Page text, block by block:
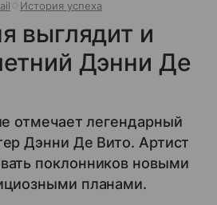
История успеха
выглядит и
Дэнни Де
отмечает легендарный
Дэнни Де Вито. Артист
поклонников новыми
планами.